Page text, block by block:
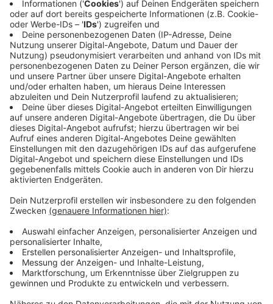
Prozent mehr als in der Saison 2024/25. Insgesamt
gab es in der letzten Saison 850 Aufführungen und
Veranstaltungen.
Anzeige
Schulprogramme, Workshops, Führungen
und Gastspiele
Anzeige
Zusätzlich erreichte das Schauspielhaus rund 30.000
Menschen über Schulprogramme, Workshops und
Führungen. Bei Gastspielen außerhalb Düsseldorfs
zählte das Haus in dieser Saison weitere gut 23.000
Besucherinnen und Besucher. Schulz leitete das Haus
von 2016 bis 2026 - die Spielzeit 2025/26 war seine
letzte.